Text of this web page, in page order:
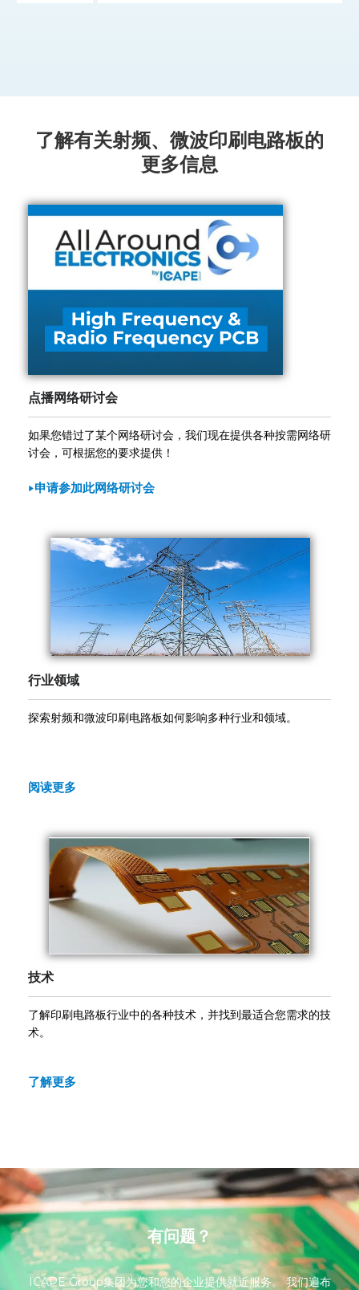
了解有关射频、微波印刷电路板的
更多信息
点播网络研讨会
如果您错过了某个网络研讨会，我们现在提供各种按需网络研
讨会，可根据您的要求提供！
申请参加此网络研讨会
行业领域
探索射频和微波印刷电路板如何影响多种行业和领域。
阅读更多
技术
了解印刷电路板行业中的各种技术，并找到最适合您需求的技
术。
了解更多
有问题？
ICAPE Group集团为您和您的企业提供就近服务。 我们遍布